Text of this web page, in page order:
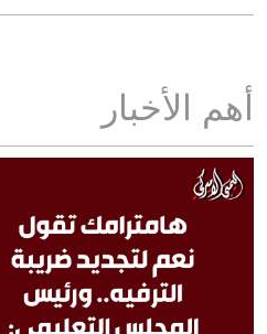
أهم الأخبار